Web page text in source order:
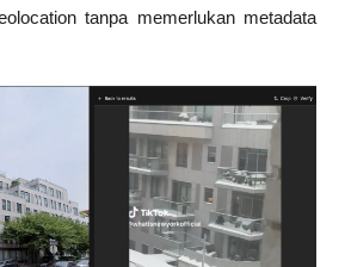
tanpa memerlukan metadata